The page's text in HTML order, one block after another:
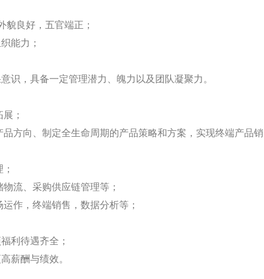
貌良好，五官端正；
能力；
识，具备一定管理潜力、魄力以及团队凝聚力。
；
方向、制定全生命周期的产品策略和方案，实现终端产品销
流、采购供应链管理等；
作，终端销售，数据分析等；
利待遇齐全；
薪酬与绩效。